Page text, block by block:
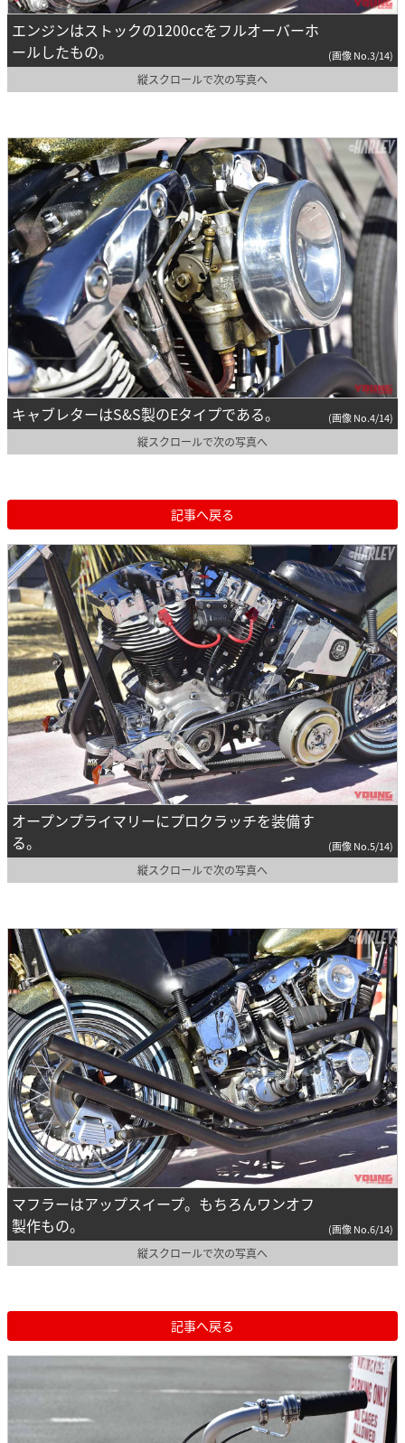
エンジンはストックの1200ccをフルオーバーホ
ールしたもの。
(画像 No.3/14)
縦スクロールで次の写真へ
キャブレターはS&S製のEタイプである。 (画像 No.4/14)
縦スクロールで次の写真へ
記事へ戻る
オープンプライマリーにプロクラッチを装備す
る。
(画像 No.5/14)
縦スクロールで次の写真へ
マフラーはアップスイープ。もちろんワンオフ
製作もの。
(画像 No.6/14)
縦スクロールで次の写真へ
記事へ戻る